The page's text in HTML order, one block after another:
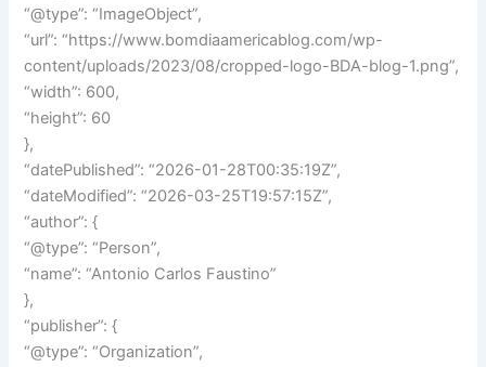
“@type”: “ImageObject”,
“url”: “https://www.bomdiaamericablog.com/wp-
content/uploads/2023/08/cropped-logo-BDA-blog-1.png”,
“width”: 600,
“height”: 60
},
“datePublished”: “2026-01-28T00:35:19Z”,
“dateModified”: “2026-03-25T19:57:15Z”,
“author”: {
“@type”: “Person”,
“name”: “Antonio Carlos Faustino”
},
“publisher”: {
“@type”: “Organization”,